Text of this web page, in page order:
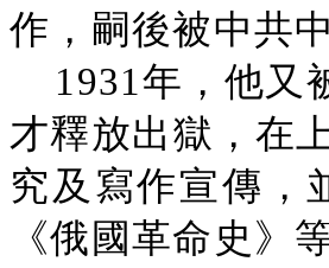
作，嗣後被中共
1931年，他又
才釋放出獄，在
究及寫作宣傳，
《俄國革命史》